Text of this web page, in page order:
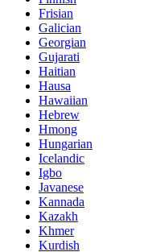
Frisian
Galician
Georgian
Gujarati
Haitian
Hausa
Hawaiian
Hebrew
Hmong
Hungarian
Icelandic
Igbo
Javanese
Kannada
Kazakh
Khmer
Kurdish